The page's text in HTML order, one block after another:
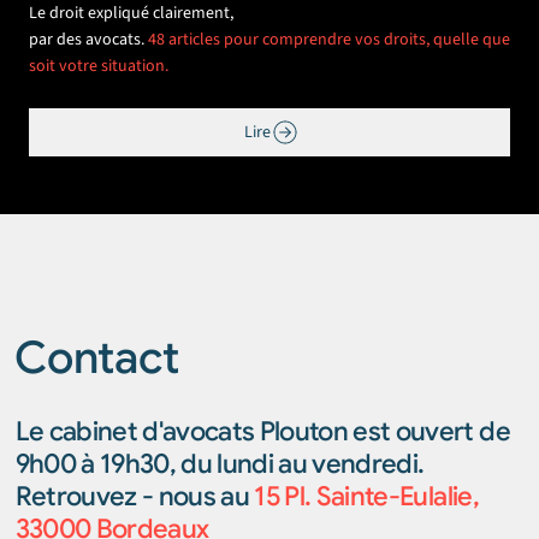
Le droit expliqué clairement,
par des avocats.48 articles pour comprendre vos droits, quelle que
soit votre situation.
Lire
Le cabinet d'avocats Plouton est ouvert de
9h00 à 19h30, du lundi au vendredi.
Retrouvez - nous au15 Pl. Sainte-Eulalie,
33000 Bordeaux
Contact